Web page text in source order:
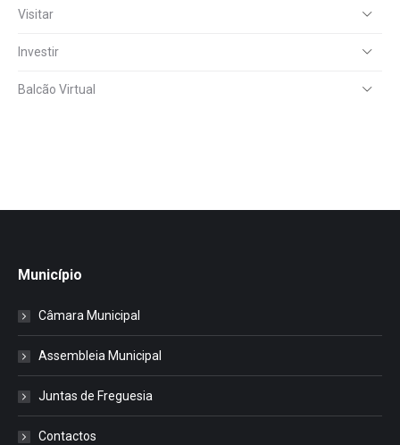
Visitar
Investir
Balcão Virtual
Município
Câmara Municipal
Assembleia Municipal
Juntas de Freguesia
Contactos